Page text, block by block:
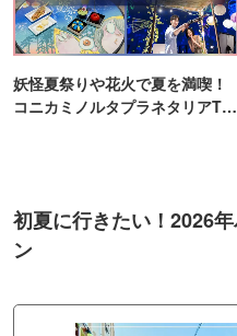
妖怪夏祭りや花火で夏を満喫！
コニカミノルタプラネタリアTO
初夏に行きたい！2026
ン